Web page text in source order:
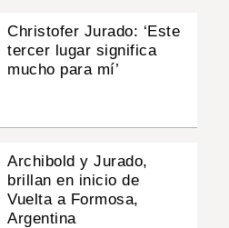
Christofer Jurado: ‘Este
tercer lugar significa
mucho para mí’
Archibold y Jurado,
brillan en inicio de
Vuelta a Formosa,
Argentina